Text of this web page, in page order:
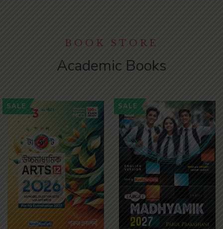
BOOK STORE
Academic Books
SALE SALE